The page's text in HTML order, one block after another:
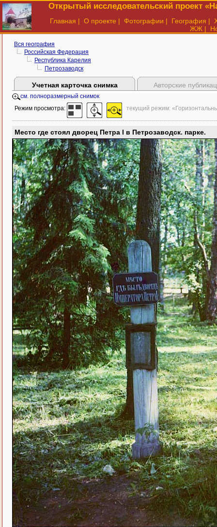
Открытый исследовательский проект
Главная | О проекте | Фотографии | География |
ЖЖ |
Вся география
Российская Федерация
Республика Карелия
Петрозаводск
Учетная карточка снимка Авторские
см. полноразмерный снимок
Режим просмотра: текущий режим:
Место где стоял дворец Петра I в Петрозаводск. парке.